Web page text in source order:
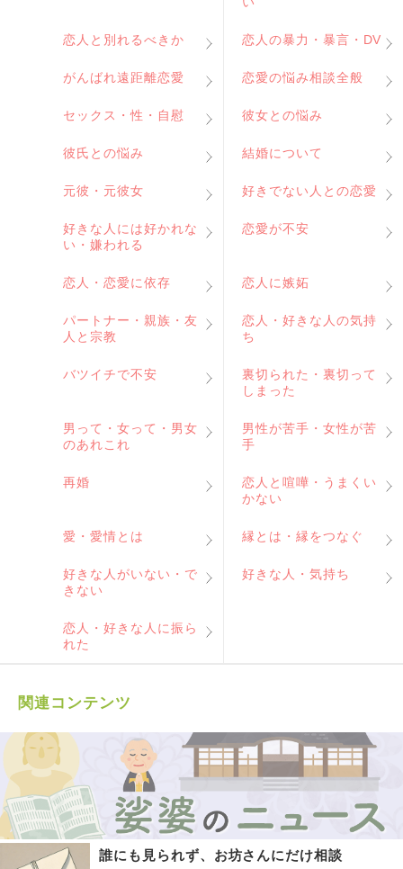
恋人と別れるべきか 恋人の暴力・暴言・DV
がんばれ遠距離恋愛 恋愛の悩み相談全般
セックス・性・自慰 彼女との悩み
彼氏との悩み 結婚について
元彼・元彼女 好きでない人との恋愛
好きな人には好かれな
い・嫌われる
恋愛が不安
恋人・恋愛に依存 恋人に嫉妬
パートナー・親族・友
人と宗教
恋人・好きな人の気持
ち
バツイチで不安
裏切られた・裏切って
しまった
男って・女って・男女
のあれこれ
男性が苦手・女性が苦
手
再婚
恋人と喧嘩・うまくい
かない
愛・愛情とは 縁とは・縁をつなぐ
好きな人がいない・で
きない
好きな人・気持ち
恋人・好きな人に振ら
れた
関連コンテンツ
誰にも見られず、お坊さんにだけ相談